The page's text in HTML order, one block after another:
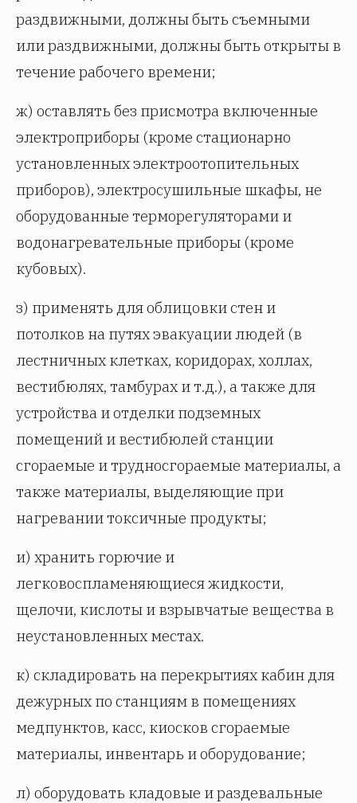
раздвижными, должны быть съемными
или раздвижными, должны быть открыты в
течение рабочего времени;
ж) оставлять без присмотра включенные
электроприборы (кроме стационарно
установленных электроотопительных
приборов), электросушильные шкафы, не
оборудованные терморегуляторами и
водонагревательные приборы (кроме
кубовых).
з) применять для облицовки стен и
потолков на путях эвакуации людей (в
лестничных клетках, коридорах, холлах,
вестибюлях, тамбурах и т.д.), а также для
устройства и отделки подземных
помещений и вестибюлей станции
сгораемые и трудносгораемые материалы, а
также материалы, выделяющие при
нагревании токсичные продукты;
и) хранить горючие и
легковоспламеняющиеся жидкости,
щелочи, кислоты и взрывчатые вещества в
неустановленных местах.
к) складировать на перекрытиях кабин для
дежурных по станциям в помещениях
медпунктов, касс, киосков сгораемые
материалы, инвентарь и оборудование;
л) оборудовать кладовые и раздевальные